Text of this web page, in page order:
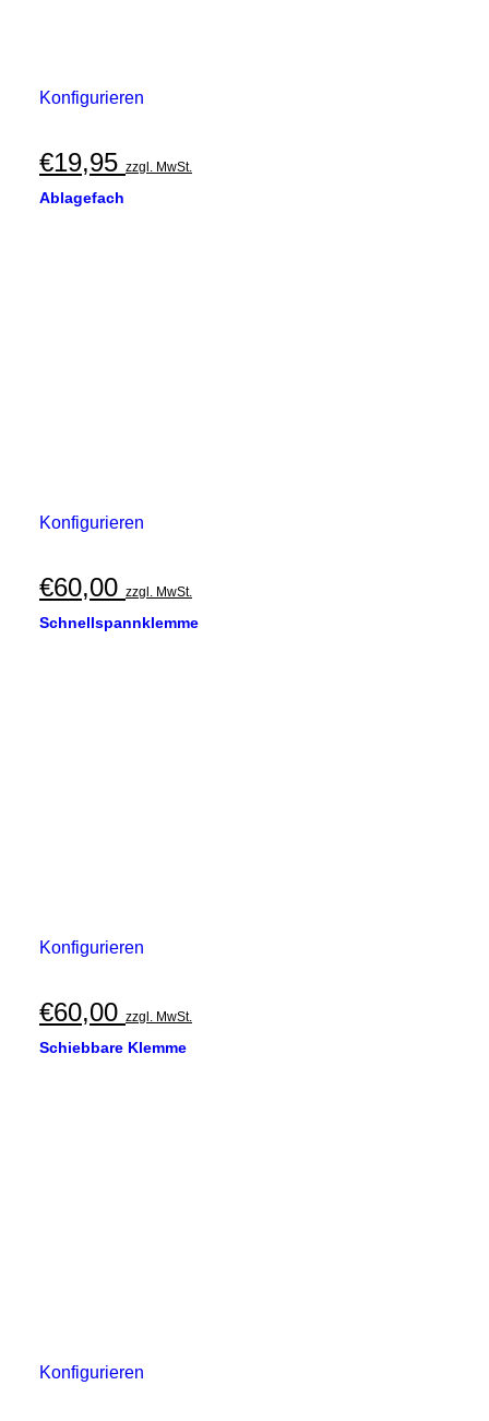
Konfigurieren
€19,95 zzgl. MwSt.
Ablagefach
Konfigurieren
€60,00 zzgl. MwSt.
Schnellspannklemme
Konfigurieren
€60,00 zzgl. MwSt.
Schiebbare Klemme
Konfigurieren